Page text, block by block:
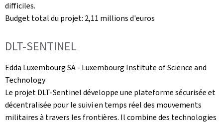
difficiles.
Budget total du projet: 2,11 millions d'euros
DLT-SENTINEL
Edda Luxembourg SA - Luxembourg Institute of Science and
Technology
Le projet DLT-Sentinel développe une plateforme sécurisée et
décentralisée pour le suivi en temps réel des mouvements
militaires à travers les frontières. Il combine des technologies